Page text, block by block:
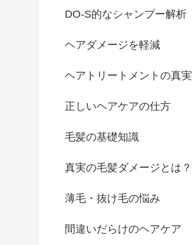
DO-S的なシャンプー解析
ヘアダメージを軽減
ヘアトリートメントの真実
正しいヘアケアの仕方
毛髪の基礎知識
真実の毛髪ダメージとは？
薄毛・抜け毛の悩み
間違いだらけのヘアケア